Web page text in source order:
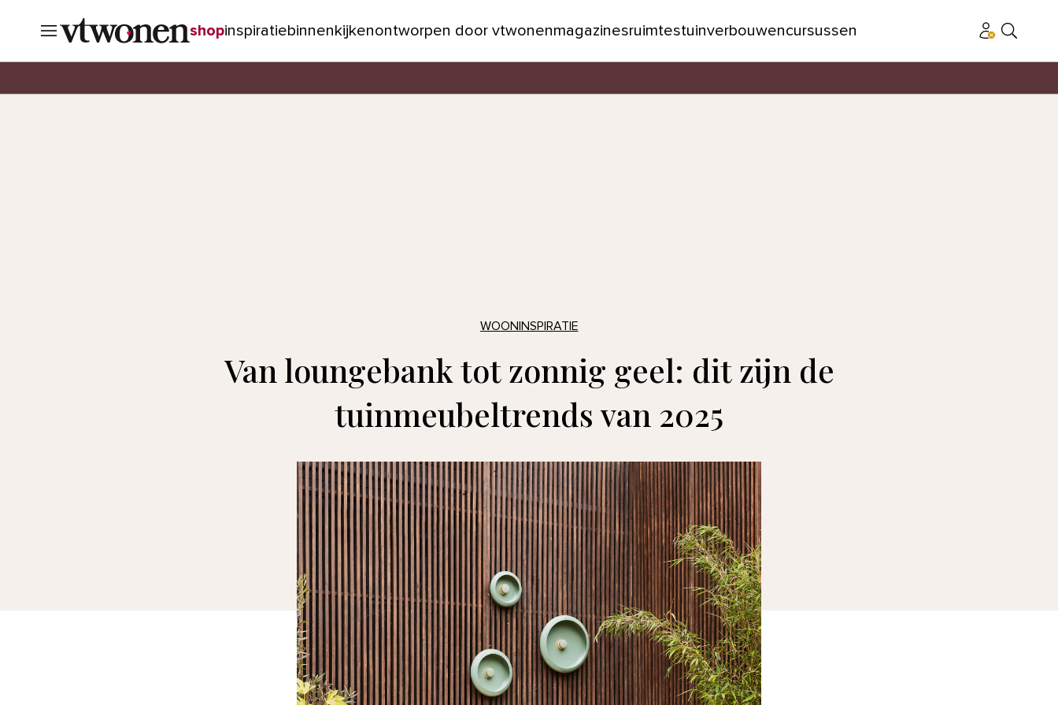
shopinspiratiebinnenkijkenontworpen door vtwonenmagazinesruimtestuinverbouwencursussen
WOONINSPIRATIE
Van loungebank tot zonnig geel: dit zijn de
tuinmeubeltrends van 2025